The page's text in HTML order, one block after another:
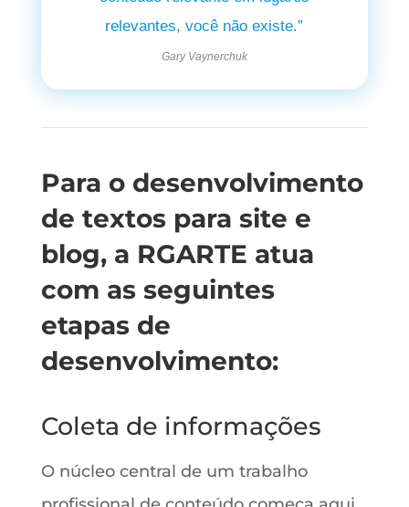
relevantes, você não existe.”
Gary Vaynerchuk
Para o desenvolvimento
de textos para site e
blog, a RGARTE atua
com as seguintes
etapas de
desenvolvimento:
Coleta de informações
O núcleo central de um trabalho